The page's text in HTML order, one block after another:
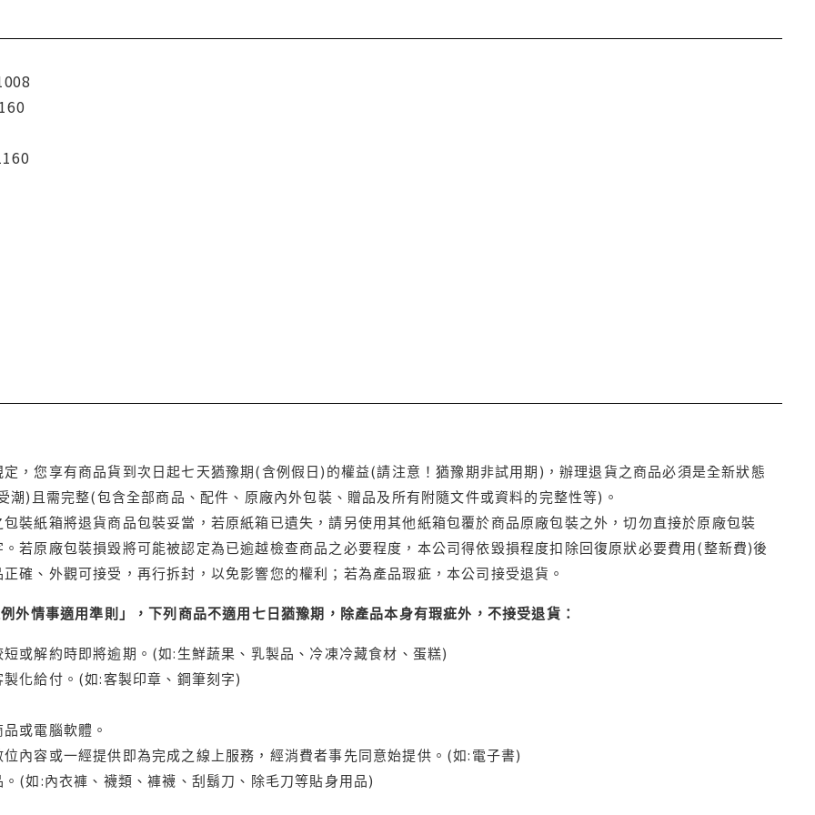
，您享有商品貨到次日起七天猶豫期(含例假日)的權益(請注意！猶豫期非試用期)，辦理退貨之商品必須是全新狀態
潮)且需完整(包含全部商品、配件、原廠內外包裝、贈品及所有附隨文件或資料的完整性等)。
裝紙箱將退貨商品包裝妥當，若原紙箱已遺失，請另使用其他紙箱包覆於商品原廠包裝之外，切勿直接於原廠包裝
若原廠包裝損毀將可能被認定為已逾越檢查商品之必要程度，本公司得依毀損程度扣除回復原狀必要費用(整新費)後
確、外觀可接受，再行拆封，以免影響您的權利；若為產品瑕疵，本公司接受退貨。
外情事適用準則」，下列商品不適用七日猶豫期，除產品本身有瑕疵外，不接受退貨：
或解約時即將逾期。(如:生鮮蔬果、乳製品、冷凍冷藏食材、蛋糕)
化給付。(如:客製印章、鋼筆刻字)
或電腦軟體。
內容或一經提供即為完成之線上服務，經消費者事先同意始提供。(如:電子書)
(如:內衣褲、襪類、褲襪、刮鬍刀、除毛刀等貼身用品)